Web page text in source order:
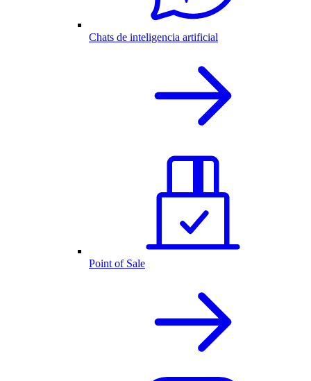
Chats de inteligencia artificial
Point of Sale